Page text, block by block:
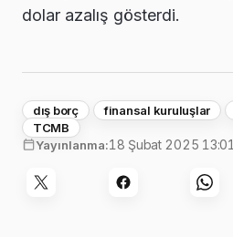
dolar azalış gösterdi.
dış borç finansal kuruluşlar
TCMB
Yayınlanma:18 Şubat 2025 13:01